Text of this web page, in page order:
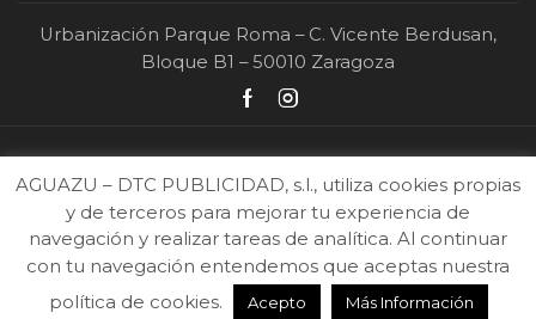
Urbanización Parque Roma – C. Vicente Berdusan,
Bloque B1 – 50010 Zaragoza
2026 Ⓒ DTC Publicidad | Todos los derechos reservados |Diseño y desarrollo
web.
AGUAZU – DTC PUBLICIDAD, s.l., utiliza cookies propias
y de terceros para mejorar tu experiencia de
navegación y realizar tareas de analítica. Al continuar
con tu navegación entendemos que aceptas nuestra
política de cookies.
Acepto Más Información